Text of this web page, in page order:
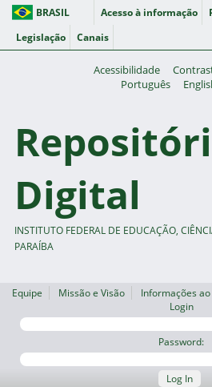
BRASIL Acesso à informação
Legislação
Canais
Acessibilidade
Português
Digital
INSTITUTO FEDERAL DE EDUCAÇÃO,
PARAÍBA
Equipe Missão e Visão Informações
Login
Password:
Log In